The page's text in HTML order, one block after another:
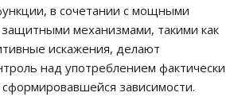
в сочетании с мощными
защитными механизмами, такими как
искажения, делают
над употреблением фактически
зависимости.